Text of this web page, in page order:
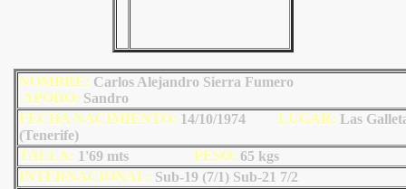
NOMBRE: Carlos Alejandro Sierra Fumero
APODO: Sandro
FECHA NACIMIENTO: 14/10/1974 LUGAR: Las
(Tenerife)
TALLA: 1'69 mts PESO: 65 kgs
INTERNACIONAL: Sub-19 (7/1) Sub-21 7/2